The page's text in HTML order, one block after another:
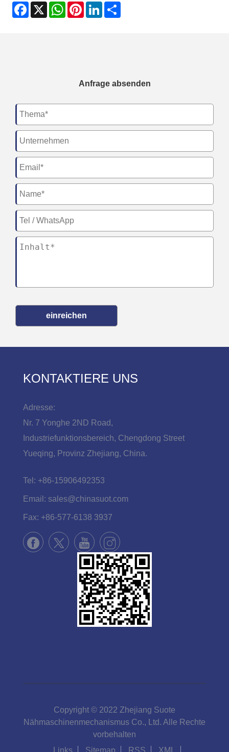
Facebook
X WhatsApp
PinterestLinkedIn
Anfrage absenden
einreichen
KONTAKTIERE UNS
Adresse:
Nr. 7 Yonghe 2ND Road,
Industriefunktionsbereich, Chengdong Street
Yueqing, Provinz Zhejiang, China.
Tel: +86-15906492353
Email: sales@chinasuot.com
Fax: +86-577-6138 3937
Copyright © 2022 Zhejiang Suote
Nähmaschinenmechanismus Co., Ltd. Alle Rechte
vorbehalten
Links
Sitemap RSS XML